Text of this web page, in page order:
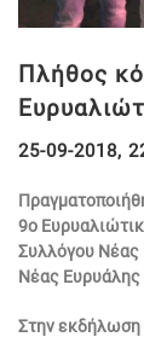
Πλήθος
25-09-2018,
9ο
Συλλόγου Νέας
Νέας
Στην